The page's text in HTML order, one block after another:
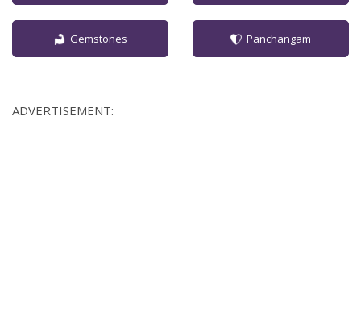
Gemstones Panchangam
ADVERTISEMENT: